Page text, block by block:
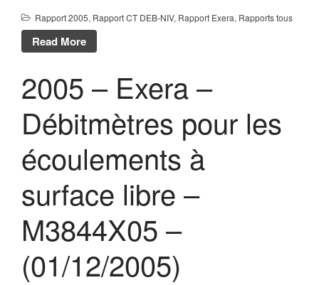
Rapport 2005, Rapport CT DEB-NIV, Rapport Exera, Rapports tous
Read More
2005 – Exera –
Débitmètres pour les
écoulements à
surface libre –
M3844X05 –
(01/12/2005)